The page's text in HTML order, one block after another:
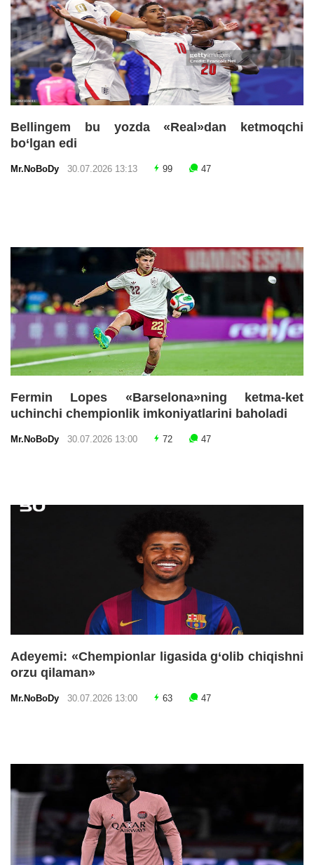
Bellingem bu yozda «Real»dan ketmoqchi
bo‘lgan edi
Mr.NoBoDy 30.07.2026 13:13 99 47
Fermin Lopes «Barselona»ning ketma-ket
uchinchi chempionlik imkoniyatlarini baholadi
Mr.NoBoDy 30.07.2026 13:00 72 47
Adeyemi: «Chempionlar ligasida g‘olib chiqishni
orzu qilaman»
Mr.NoBoDy 30.07.2026 13:00 63 47